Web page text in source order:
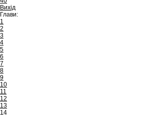
Вихід
Глави:
1
2
3
4
5
6
7
8
9
10
11
12
13
14